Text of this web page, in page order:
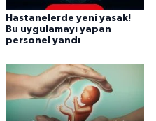
Hastanelerde yeni yasak!
Bu uygulamayı yapan
personel yandı